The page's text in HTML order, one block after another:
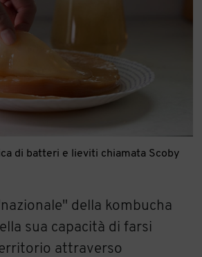
di batteri e lieviti chiamata Scoby
della kombucha
sua capacità di farsi
attraverso